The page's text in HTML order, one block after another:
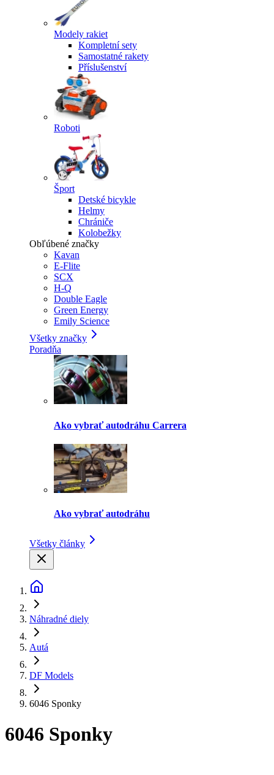
Modely rakiet
Kompletní sety
Samostatné rakety
Příslušenství
Roboti
Šport
Detské bicykle
Helmy
Chrániče
Kolobežky
Obľúbené značky
Kavan
E-Flite
SCX
H-Q
Double Eagle
Green Energy
Emily Science
Všetky značky
Poradňa
Ako vybrať autodráhu Carrera
Ako vybrať autodráhu
Všetky články
Náhradné diely
Autá
DF Models
6046 Sponky
6046 Sponky